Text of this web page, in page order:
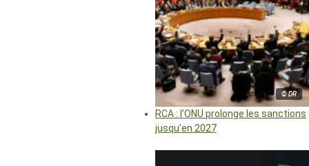
© DR
RCA : l’ONU prolonge les sanctions
jusqu’en 2027